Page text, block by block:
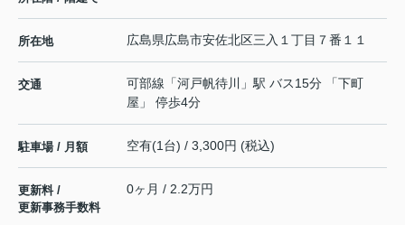
所在地 広島県広島市安佐北区三入 １丁目７番１１
交通 可部線 「河戸帆待川
」駅 バス15分 「下町
屋」 停歩4分
駐車場 / 月額 空有(1台) / 3,300円 (税込)
更新料 /
更新事務手数料
0ヶ月 / 2.2万円